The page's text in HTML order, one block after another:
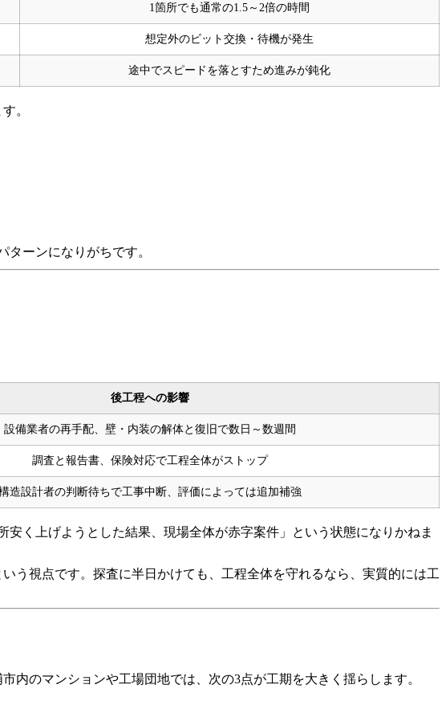
1箇所でも通常の1.5～2倍の時間
想定外のビット交換・待機が発生
途中でスピードを落とすため進みが鈍化
。
ーンになりがちです。
後工程への影響
設備業者の再手配、壁・内装の解体と復旧で数日～数週間
調査と報告書、保険対応で工程全体がストップ
造設計者の判断待ちで工事中断、評価によっては追加補強
く上げようとした結果、現場全体が赤字案件」という状態になりかねま
う視点です。探査に半日かけても、工程全体を守れるなら、実質的には工
のマンションや工場団地では、次の3点が工期を大きく揺らします。